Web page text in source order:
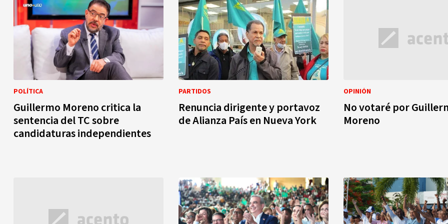
POLÍTICA
Guillermo Moreno critica la
sentencia del TC sobre
candidaturas independientes
PARTIDOS
Renuncia dirigente y portavoz
de Alianza País en Nueva York
OPINIÓN
No votaré por
Moreno